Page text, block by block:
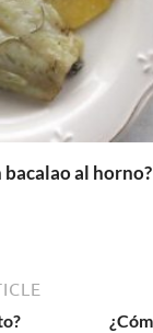
bacalao al horno?